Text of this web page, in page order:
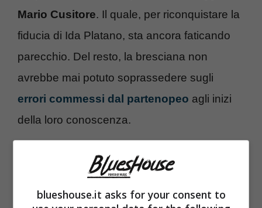
Mario Cusitore. Il quale, per riconquistare la
fiducia di Ida Platano, sta ancora faticando
parecchio. Del resto, la bresciana non
avrebbe mai potuto soprassedere sugli
errori commessi dal partenopeo agli inizi
della loro conoscenza.
blueshouse.it asks for your consent to